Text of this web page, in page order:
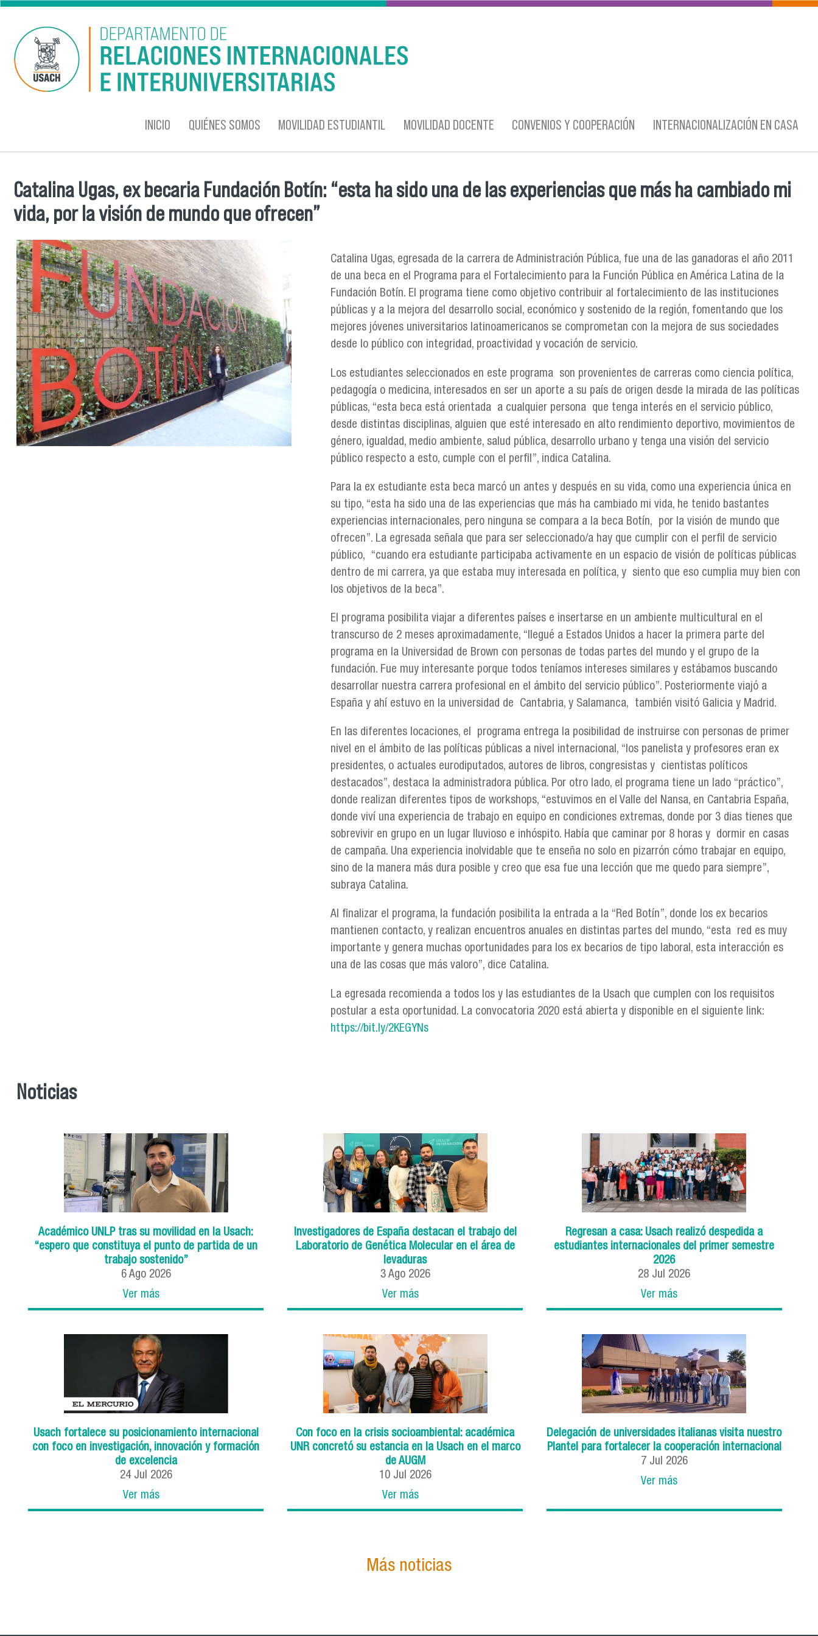
Pasar al contenido principal
INICIO QUIÉNES SOMOS MOVILIDAD ESTUDIANTIL MOVILIDAD DOCENTE CONVENIOS Y COOPERACIÓN INTERNACIONALIZACIÓN EN CASA
Se encuentra usted aquí
Catalina Ugas, ex becaria Fundación Botín: “esta ha sido una de las experiencias que más ha cambiado mi
vida, por la visión de mundo que ofrecen”
Catalina Ugas, egresada de la carrera de Administración Pública, fue una de las ganadoras el año 2011
de una beca en el Programa para el Fortalecimiento para la Función Pública en América Latina de la
Fundación Botín. El programa tiene como objetivo contribuir al fortalecimiento de las instituciones
públicas y a la mejora del desarrollo social, económico y sostenido de la región, fomentando que los
mejores jóvenes universitarios latinoamericanos se comprometan con la mejora de sus sociedades
desde lo público con integridad, proactividad y vocación de servicio.
Los estudiantes seleccionados en este programa son provenientes de carreras como ciencia política,
pedagogía o medicina, interesados en ser un aporte a su país de origen desde la mirada de las políticas
públicas, “esta beca está orientada a cualquier persona que tenga interés en el servicio público,
desde distintas disciplinas, alguien que esté interesado en alto rendimiento deportivo, movimientos de
género, igualdad, medio ambiente, salud pública, desarrollo urbano y tenga una visión del servicio
público respecto a esto, cumple con el perfil”, indica Catalina.
Para la ex estudiante esta beca marcó un antes y después en su vida, como una experiencia única en
su tipo, “esta ha sido una de las experiencias que más ha cambiado mi vida, he tenido bastantes
experiencias internacionales, pero ninguna se compara a la beca Botín, por la visión de mundo que
ofrecen”. La egresada señala que para ser seleccionado/a hay que cumplir con el perfil de servicio
público, “cuando era estudiante participaba activamente en un espacio de visión de políticas públicas
dentro de mi carrera, ya que estaba muy interesada en política, y siento que eso cumplia muy bien con
los objetivos de la beca”.
El programa posibilita viajar a diferentes países e insertarse en un ambiente multicultural en el
transcurso de 2 meses aproximadamente, “llegué a Estados Unidos a hacer la primera parte del
programa en la Universidad de Brown con personas de todas partes del mundo y el grupo de la
fundación. Fue muy interesante porque todos teníamos intereses similares y estábamos buscando
desarrollar nuestra carrera profesional en el ámbito del servicio público”. Posteriormente viajó a
España y ahí estuvo en la universidad de Cantabria, y Salamanca, también visitó Galicia y Madrid.
En las diferentes locaciones, el programa entrega la posibilidad de instruirse con personas de primer
nivel en el ámbito de las políticas públicas a nivel internacional, “los panelista y profesores eran ex
presidentes, o actuales eurodiputados, autores de libros, congresistas y cientistas políticos
destacados”, destaca la administradora pública. Por otro lado, el programa tiene un lado “práctico”,
donde realizan diferentes tipos de workshops, “estuvimos en el Valle del Nansa, en Cantabria España,
donde viví una experiencia de trabajo en equipo en condiciones extremas, donde por 3 dias tienes que
sobrevivir en grupo en un lugar lluvioso e inhóspito. Había que caminar por 8 horas y dormir en casas
de campaña. Una experiencia inolvidable que te enseña no solo en pizarrón cómo trabajar en equipo,
sino de la manera más dura posible y creo que esa fue una lección que me quedo para siempre”,
subraya Catalina.
Al finalizar el programa, la fundación posibilita la entrada a la “Red Botín”, donde los ex becarios
mantienen contacto, y realizan encuentros anuales en distintas partes del mundo, “esta red es muy
importante y genera muchas oportunidades para los ex becarios de tipo laboral, esta interacción es
una de las cosas que más valoro”, dice Catalina.
La egresada recomienda a todos los y las estudiantes de la Usach que cumplen con los requisitos
postular a esta oportunidad. La convocatoria 2020 está abierta y disponible en el siguiente link:
https://bit.ly/2KEGYNs
Noticias
Académico UNLP tras su movilidad en la Usach:
“espero que constituya el punto de partida de un
trabajo sostenido”
6 Ago 2026
Ver más
Investigadores de España destacan el trabajo del
Laboratorio de Genética Molecular en el área de
levaduras
3 Ago 2026
Ver más
Regresan a casa: Usach realizó despedida a
estudiantes internacionales del primer semestre
2026
28 Jul 2026
Ver más
Usach fortalece su posicionamiento internacional
con foco en investigación, innovación y formación
de excelencia
24 Jul 2026
Ver más
Con foco en la crisis socioambiental: académica
UNR concretó su estancia en la Usach en el marco
de AUGM
10 Jul 2026
Ver más
Delegación de universidades italianas visita nuestro
Plantel para fortalecer la cooperación internacional
7 Jul 2026
Ver más
Más noticias